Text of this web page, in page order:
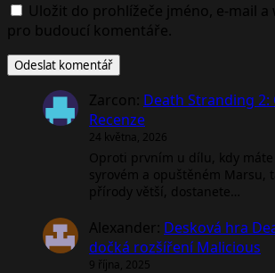
Uložit do prohlížeče jméno, e-mail
pro budoucí komentáře.
Zarcon: Death Stranding 2:
Recenze
24 května, 2026
Oproti prvním u dílu, kdy
syrovém a opuštěném Marsu,
přírody větší, dostanete…
Alexander: Desková hra
dočká rozšíření Malicious
9 října, 2025